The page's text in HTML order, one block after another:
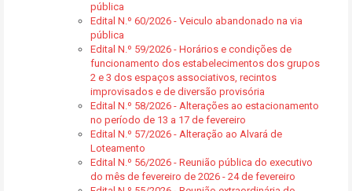
pública
Edital N.º 60/2026 - Veiculo abandonado na via
pública
Edital N.º 59/2026 - Horários e condições de
funcionamento dos estabelecimentos dos grupos
2 e 3 dos espaços associativos, recintos
improvisados e de diversão provisória
Edital N.º 58/2026 - Alterações ao estacionamento
no período de 13 a 17 de fevereiro
Edital N.º 57/2026 - Alteração ao Alvará de
Loteamento
Edital N.º 56/2026 - Reunião pública do executivo
do mês de fevereiro de 2026 - 24 de fevereiro